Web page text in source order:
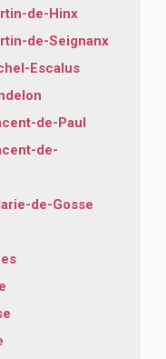
de-Hinx
de-Seignanx
Escalus
de-Paul
de-
de-Gosse